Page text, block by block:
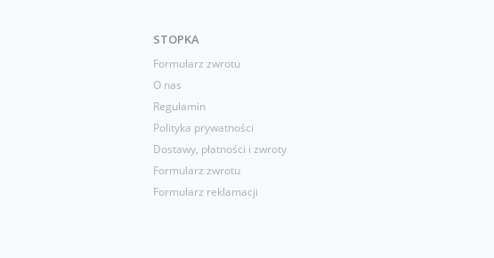
STOPKA
Formularz zwrotu
O nas
Regulamin
Polityka prywatności
Dostawy, płatności i zwroty
Formularz zwrotu
Formularz reklamacji